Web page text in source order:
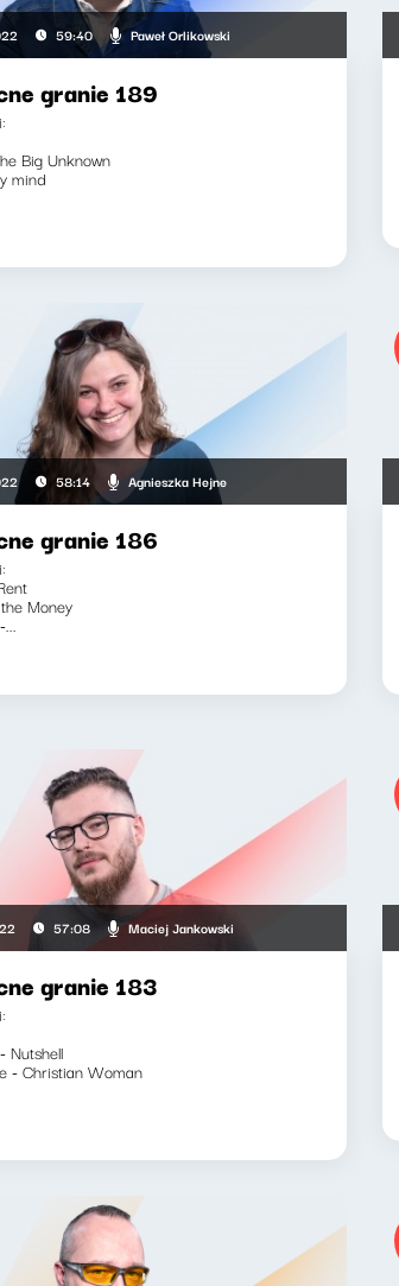
59:40 Paweł Orlikowski
granie 189
Big Unknown
mind
58:14 Agnieszka Hejne
granie 186
Money
57:08 Maciej Jankowski
granie 183
Nutshell
- Christian Woman